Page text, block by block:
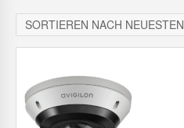
SORTIEREN NACH NEUESTEN